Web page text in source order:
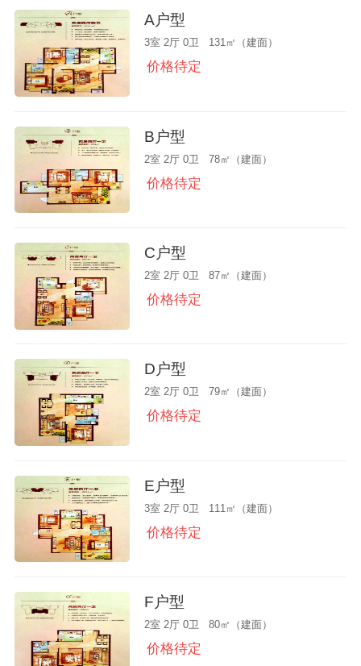
A户型
3室 2厅 0卫 131㎡（建面）
价格待定
B户型
2室 2厅 0卫 78㎡（建面）
价格待定
C户型
2室 2厅 0卫 87㎡（建面）
价格待定
D户型
2室 2厅 0卫 79㎡（建面）
价格待定
E户型
3室 2厅 0卫 111㎡（建面）
价格待定
F户型
2室 2厅 0卫 80㎡（建面）
价格待定